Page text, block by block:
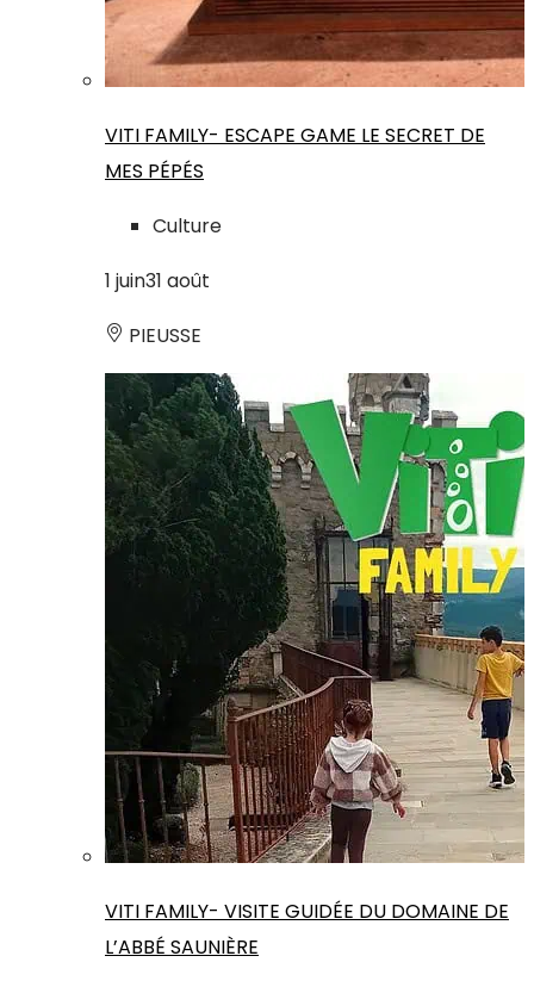
VITI FAMILY- ESCAPE GAME LE SECRET DE
MES PÉPÉS
Culture
1 juin31 août
PIEUSSE
VITI FAMILY- VISITE GUIDÉE DU DOMAINE DE
L’ABBÉ SAUNIÈRE